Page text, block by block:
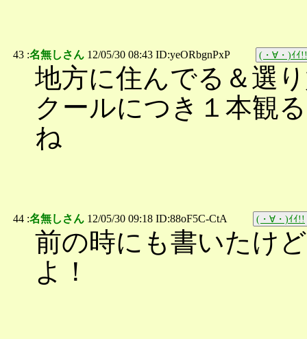
43 :名無しさん 12/05/30 08:43 ID:yeORbgnPxP (・∀・)ｲｲ!!
地方に住んでる＆選
クールにつき１本観
ね
44 :名無しさん 12/05/30 09:18 ID:88oF5C-CtA (・∀・)ｲｲ!!
前の時にも書いたけ
よ！